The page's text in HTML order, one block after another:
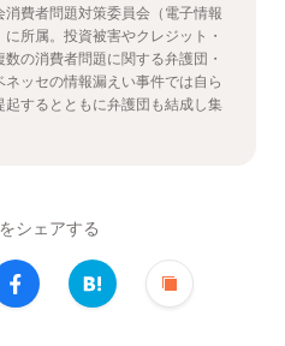
費者問題対策委員会（電子情報
所属。投資被害やクレジット・
数の消費者問題に関する弁護団・
ッセの情報漏えい事件では自ら
起するとともに弁護団も結成し集
シェアする